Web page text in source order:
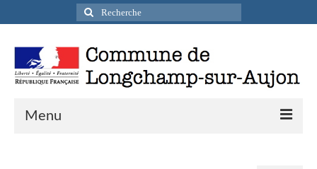
Rechercher
:
Menu